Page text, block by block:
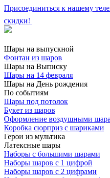
Присоединиться к нашему
скидки!
Шары на выпускной
Фонтан из шаров
Шары на Выписку
Шары на 14 февраля
Шары на День рождения
По событиям
Шары под потолок
Букет из шаров
Оформление воздушными
Коробка сюрприз с шариками
Герои из мультика
Латексные шары
Наборы с большими шарами
Наборы шаров с 1 цифрой
Наборы шаров с 2 цифрами